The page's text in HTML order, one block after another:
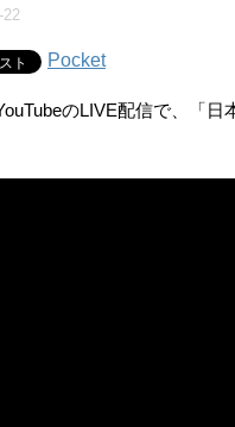
22
Pocket
のLIVE配信で、「